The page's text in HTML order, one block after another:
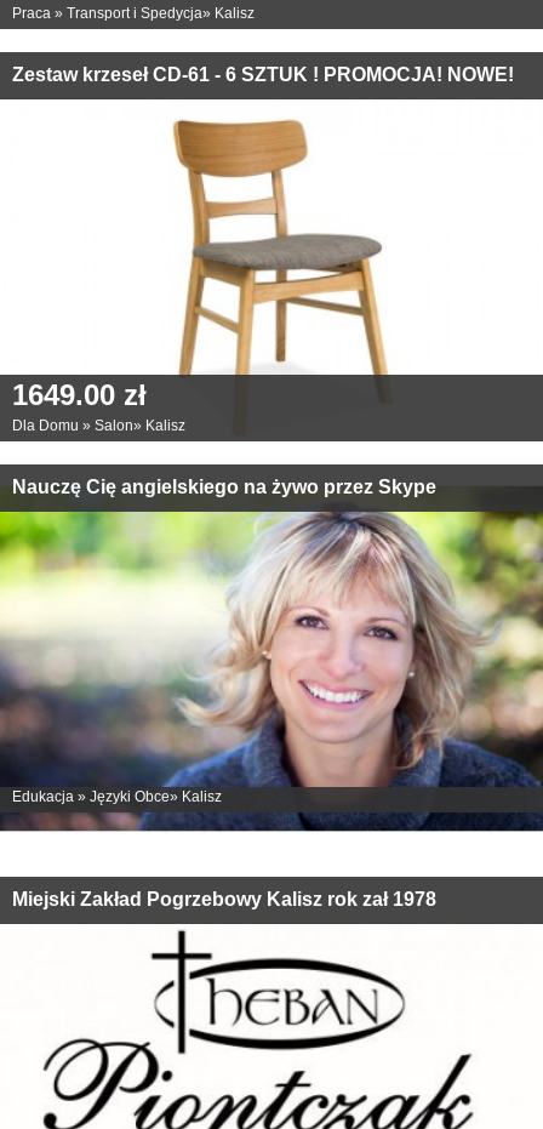
Praca » Transport i Spedycja» Kalisz
Zestaw krzeseł CD-61 - 6 SZTUK ! PROMOCJA! NOWE!
1649.00 zł
Dla Domu » Salon» Kalisz
Nauczę Cię angielskiego na żywo przez Skype
Edukacja » Języki Obce» Kalisz
Miejski Zakład Pogrzebowy Kalisz rok zał 1978